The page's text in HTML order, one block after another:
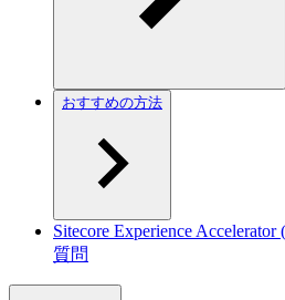
おすすめの方法
Sitecore Experience
質問